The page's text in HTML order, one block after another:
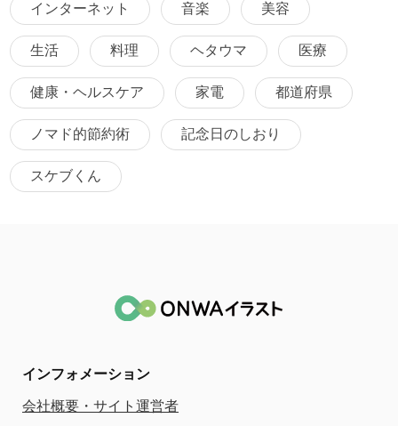
インターネット 音楽 美容
生活 料理 ヘタウマ 医療
健康・ヘルスケア 家電 都道府県
ノマド的節約術 記念日のしおり
スケブくん
インフォメーション
会社概要・サイト運営者